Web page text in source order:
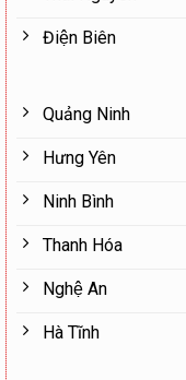
Điện Biên
Quảng Ninh
Hưng Yên
Ninh Bình
Thanh Hóa
Nghệ An
Hà Tĩnh